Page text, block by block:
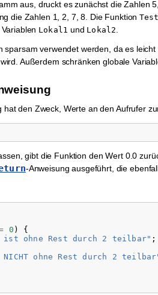
aus, druckt es zunächst die Zahlen
die Zahlen 1, 2, 7, 8. Die Funktion
Lokal1 und Lokal2
sparsam verwendet werden, da es
Außerdem schränken globale
hat den Zweck, Werte an den Aufrufer
gibt die Funktion den Wert 0.0
-Anweisung ausgeführt, die
0 )
{
ist ohne Rest durch 2 teilbar" ;
ohne Rest durch 2